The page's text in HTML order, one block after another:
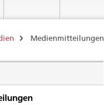
Medienmitteilungen